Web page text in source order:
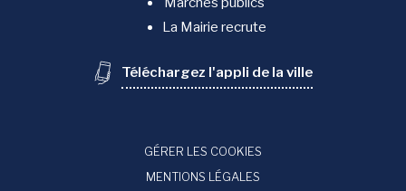
La Mairie recrute
Téléchargez l'appli de la ville
GÉRER LES COOKIES
MENTIONS LÉGALES